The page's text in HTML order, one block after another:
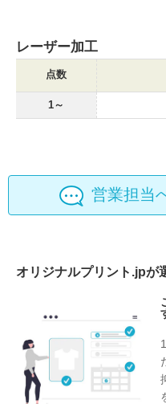
レーザー加工
点数
1～
営業担当
オリジナルプリント.jpが